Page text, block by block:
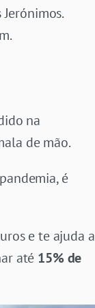
na
de mão.
é
e te ajuda a
até 15% de